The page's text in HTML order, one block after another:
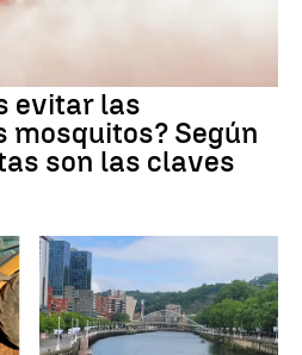
evitar las
mosquitos? Según
son las claves